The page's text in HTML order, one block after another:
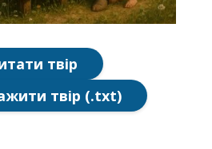
твір
твір (.txt)